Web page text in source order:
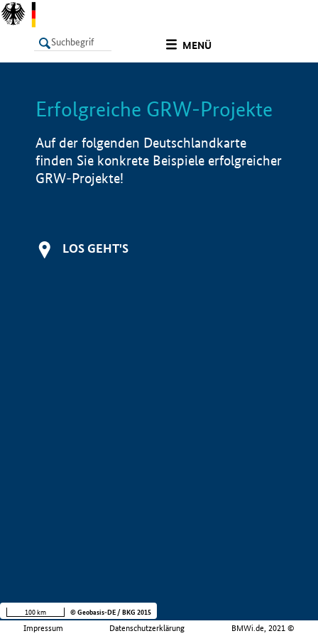
MENÜ
LISTE Info
Erfolgreiche GRW-Projekte
Auf der folgenden Deutschlandkarte
finden Sie konkrete Beispiele erfolgreicher
GRW-Projekte!
LOS GEHT'S
Impressum Datenschutzerklärung BMWi.de, 2021 ©
100 km © Geobasis-DE / BKG 2015